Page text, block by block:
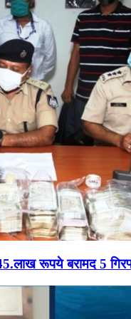
रूपये बरामद 5